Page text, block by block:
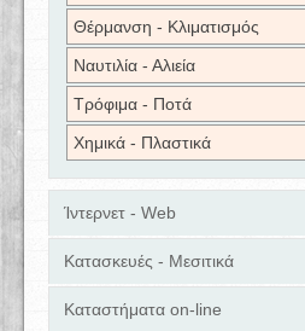
Θέρμανση - Κλιματισμός
Ναυτιλία - Αλιεία
Τρόφιμα - Ποτά
Χημικά - Πλαστικά
Ίντερνετ - Web
Κατασκευές - Μεσιτικά
Καταστήματα on-line